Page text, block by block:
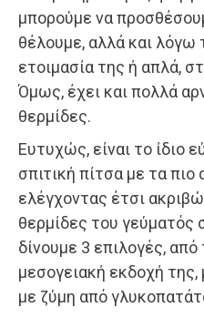
μπορούμε να
θέλουμε, αλλά και λόγω
ετοιμασία της ή απλά,
Όμως, έχει και πολλά
θερμίδες.
Ευτυχώς, είναι το ίδιο
σπιτική πίτσα με τα πιο
ελέγχοντας έτσι
θερμίδες του
δίνουμε 3 επιλογές,
μεσογειακή εκδοχή της,
με ζύμη από